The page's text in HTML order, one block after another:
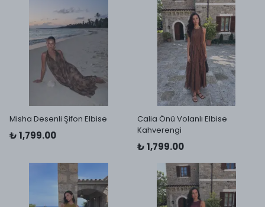
Misha Desenli Şifon Elbise
₺ 1,799.00
Calia Önü Volanlı Elbise
Kahverengi
₺ 1,799.00